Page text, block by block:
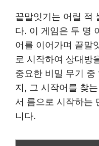
끝말잇기는 어릴 적
다. 이 게임은 두 명
어를 이어가며 끝말
로 시작하여 상대방
중요한 비밀 무기
지, 그 시작어를 찾
서 름으로 시작하는
니다.